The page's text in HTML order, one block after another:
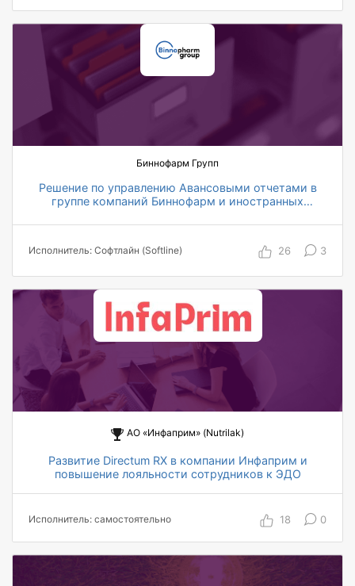
Биннофарм Групп
Решение по управлению Авансовыми отчетами в
группе компаний Биннофарм и иностранных
400 пользователей, охваченных
12 автоматизированных топ-менеджеров,
работающих в системе
Исполнитель: Софтлайн (Softline) 26 3
АО «Инфаприм» (Nutrilak)
Развитие Directum RX в компании Инфаприм и
повышение лояльности сотрудников к ЭДО
> 100 000 количество документов,
создающихся в системе за год
Исполнитель: самостоятельно 18 0